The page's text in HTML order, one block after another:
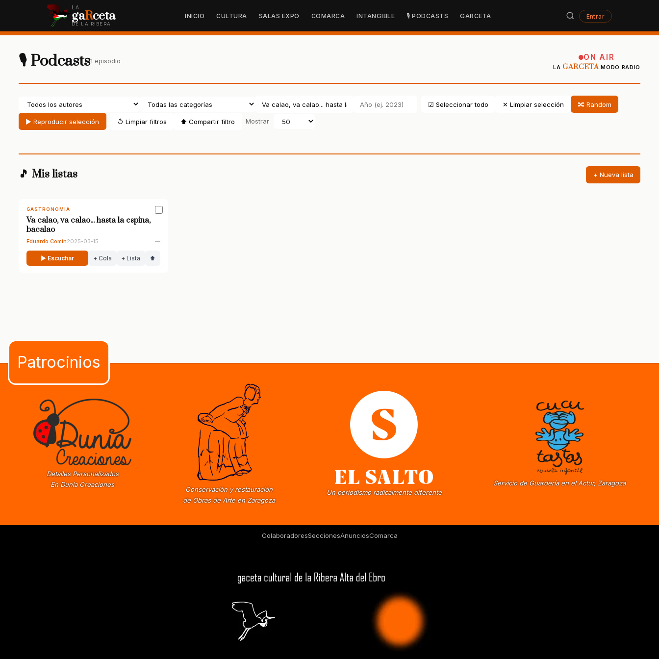
LA
gaRceta
DE LA RIBERA
INICIO CULTURA SALAS EXPO COMARCA INTANGIBLE 🎙 PODCASTS GARCETA Entrar
🎙 Podcasts1 episodio ON AIR
LA GARCETAMODO RADIO
☑ Seleccionar todo ✕ Limpiar selección 🔀 Random
▶ Reproducir selección ↺ Limpiar filtros ⬆ Compartir filtro Mostrar
🎵 Mis listas + Nueva lista
GASTRONOMÍA
Va calao, va calao... hasta la espina,
bacalao
Eduardo Comín2025-03-15 —
▶ Escuchar + Cola + Lista ⬆
Detalles Personalizados
En Dunia Creaciones
Conservación y restauración
de Obras de Arte en Zaragoza
Un periodismo radicalmente diferente
Servicio de Guardería en el Actur, Zaragoza
ColaboradoresSeccionesAnunciosComarca